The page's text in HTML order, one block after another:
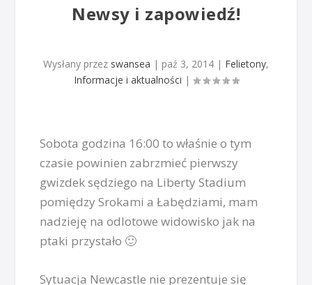
Newsy i zapowiedź!
Wysłany przez swansea | paź 3, 2014 | Felietony,
Informacje i aktualności |
Sobota godzina 16:00 to właśnie o tym
czasie powinien zabrzmieć pierwszy
gwizdek sędziego na Liberty Stadium
pomiędzy Srokami a Łabędziami, mam
nadzieję na odlotowe widowisko jak na
ptaki przystało 🙂
Sytuacja Newcastle nie prezentuje się